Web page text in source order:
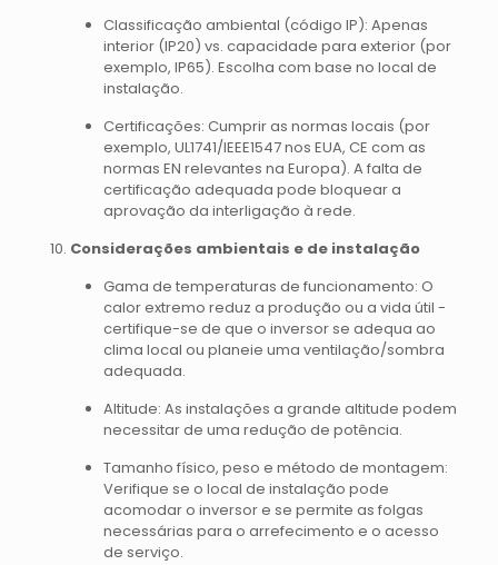
Classificação ambiental (código IP): Apenas
interior (IP20) vs. capacidade para exterior (por
exemplo, IP65). Escolha com base no local de
instalação.
Certificações: Cumprir as normas locais (por
exemplo, UL1741/IEEE1547 nos EUA, CE com as
normas EN relevantes na Europa). A falta de
certificação adequada pode bloquear a
aprovação da interligação à rede.
Considerações ambientais e de instalação
Gama de temperaturas de funcionamento: O
calor extremo reduz a produção ou a vida útil -
certifique-se de que o inversor se adequa ao
clima local ou planeie uma ventilação/sombra
adequada.
Altitude: As instalações a grande altitude podem
necessitar de uma redução de potência.
Tamanho físico, peso e método de montagem:
Verifique se o local de instalação pode
acomodar o inversor e se permite as folgas
necessárias para o arrefecimento e o acesso
de serviço.